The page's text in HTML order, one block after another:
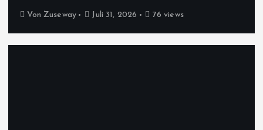
Von Zuseway Juli 31, 2026 76 views